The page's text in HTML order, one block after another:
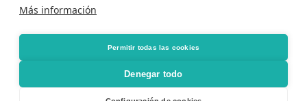
© 2024 Dr. Gosalvez Quirón Fertilidad.
Más información
Permitir todas las cookies
Denegar todo